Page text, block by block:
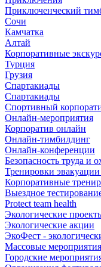
Приключенческий
Сочи
Камчатка
Алтай
Корпоративные
Турция
Грузия
Спартакиады
Спартакиады
Спортивный
Онлайн-мероприятия
Корпоратив онлайн
Онлайн-тимбилдинг
Онлайн-конференции
Безопасность труда и
Тренировки
Корпоративные
Выездное
Protect team health
Экологические
Экологические акции
ЭкоФест -
Массовые мероприятия
Городские